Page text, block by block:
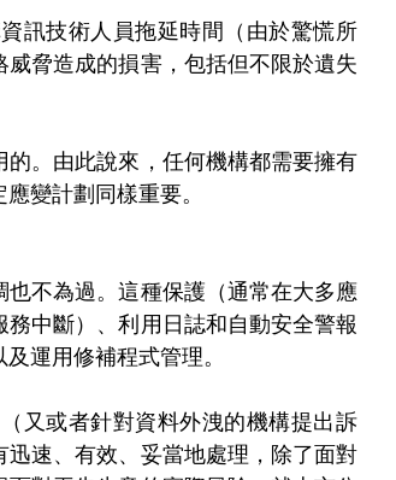
訊技術人員拖延時間（由於驚慌所
脅造成的損害，包括但不限於遺失
。由此說來，任何機構都需要擁有
變計劃同樣重要。
不為過。這種保護（通常在大多應
中斷）、利用日誌和自動安全警報
運用修補程式管理。
又或者針對資料外洩的機構提出訴
速、有效、妥當地處理，除了面對